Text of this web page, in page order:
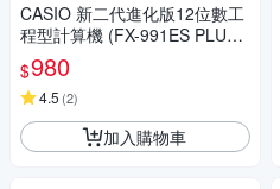
CASIO 新二代進化版12位數工
程型計算機 (FX-991ES PLUS-
2)
$980
4.5 (2)
加入購物車